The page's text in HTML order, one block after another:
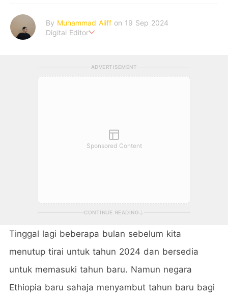
By Muhammad Aliff on 19 Sep 2024
Digital Editor
ADVERTISEMENT
Sponsored Content
CONTINUE READING
Tinggal lagi beberapa bulan sebelum kita
menutup tirai untuk tahun 2024 dan bersedia
untuk memasuki tahun baru. Namun negara
Ethiopia baru sahaja menyambut tahun baru bagi